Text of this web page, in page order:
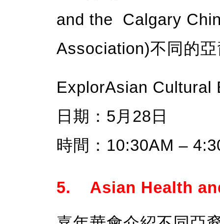
and the Calgary
Association)不同的
ExplorAsian Cultural
日期：5月28日
時間：10:30AM –
5. Asian Health